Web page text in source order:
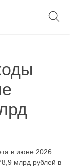
в июне 2026
млрд рублей в